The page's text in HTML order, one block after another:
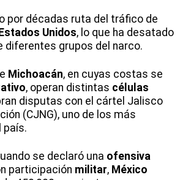
por décadas ruta del tráfico de
Unidos, lo que ha desatado
diferentes grupos del narco.
Michoacán, en cuyas costas se
, operan distintas células
disputas con el cártel Jalisco
(CJNG), uno de los más
país.
se declaró una ofensiva
participación militar, México